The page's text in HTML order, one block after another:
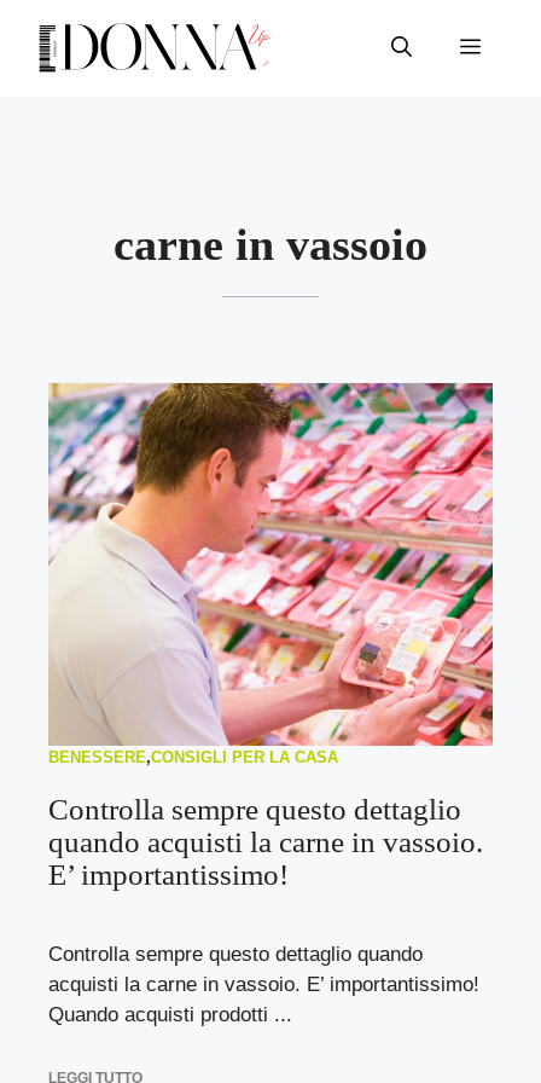
contenuto
Menu
carne in vassoio
BENESSERE,CONSIGLI PER LA CASA
Controlla sempre questo dettaglio
quando acquisti la carne in vassoio.
E’ importantissimo!
Controlla sempre questo dettaglio quando
acquisti la carne in vassoio. E’ importantissimo!
Quando acquisti prodotti ...
LEGGI TUTTO